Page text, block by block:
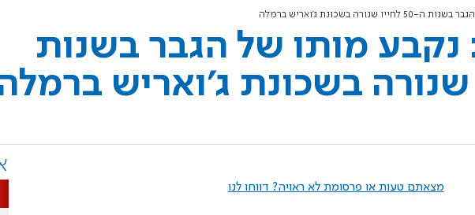
בשכונת ג'ואריש ברמלה
מותו של הגבר בשנות
מצאתם טעות או פרסומת לא ראויה? דווחו לנו